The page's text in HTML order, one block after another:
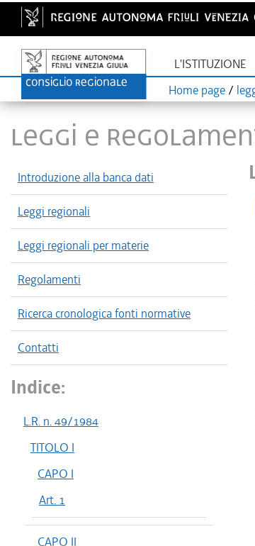
L'ISTITUZIONE
Home page /
LEGGI E
Introduzione alla banca dati
Leggi regionali
Leggi regionali per materie
Regolamenti
Ricerca cronologica fonti normative
Contatti
Indice:
L.R. n. 49/1984
TITOLO I
CAPO I
Art. 1
CAPO II